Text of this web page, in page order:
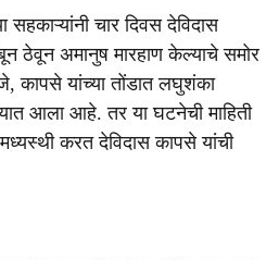
सहकाऱ्यांनी चार दिवस देविदास
ठेवून अमानुष मारहाण केल्याचे समोर
यांच्या तोंडात लघुशंका
आला आहे. तर या घटनेची माहिती
करत देविदास कापसे यांची